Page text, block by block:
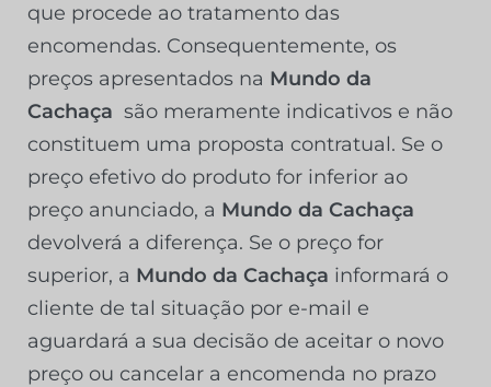
que procede ao tratamento das
encomendas. Consequentemente, os
preços apresentados na Mundo da
Cachaça são meramente indicativos e não
constituem uma proposta contratual. Se o
preço efetivo do produto for inferior ao
preço anunciado, a Mundo da Cachaça
devolverá a diferença. Se o preço for
superior, a Mundo da Cachaça informará o
cliente de tal situação por e-mail e
aguardará a sua decisão de aceitar o novo
preço ou cancelar a encomenda no prazo